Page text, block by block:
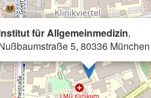
für Allgemeinmedizin,
5, 80336 München